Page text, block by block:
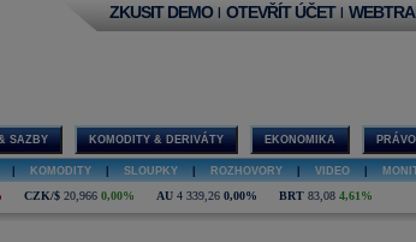
ZKUSIT DEMO | OTEVŘÍT ÚČET |
SAZBY KOMODITY & DERIVÁTY EKONOMIKA PRÁVO
KOMODITY SLOUPKY ROZHOVORY VIDEO
CZK/$ 20,966 0,00% AU 4 339,26 0,00% BRT 83,08 4,61%